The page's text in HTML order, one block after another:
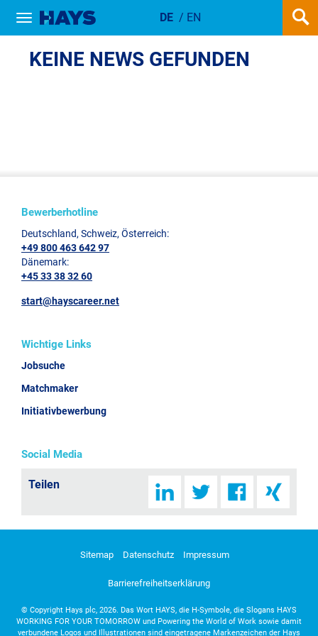
Show / hide navigation DE / EN
NEWSDETAIL
KEINE NEWS GEFUNDEN
Bewerberhotline
Deutschland, Schweiz, Österreich:
+49 800 463 642 97
Dänemark:
+45 33 38 32 60
start@hayscareer.net
Wichtige Links
Jobsuche
Matchmaker
Initiativbewerbung
Social Media
Teilen
Sitemap Datenschutz Impressum
Barrierefreiheitserklärung
© Copyright Hays plc, 2026. Das Wort HAYS, die H-Symbole, die Slogans HAYS
WORKING FOR YOUR TOMORROW und Powering the World of Work sowie damit
verbundene Logos und Illustrationen sind eingetragene Markenzeichen der Hays